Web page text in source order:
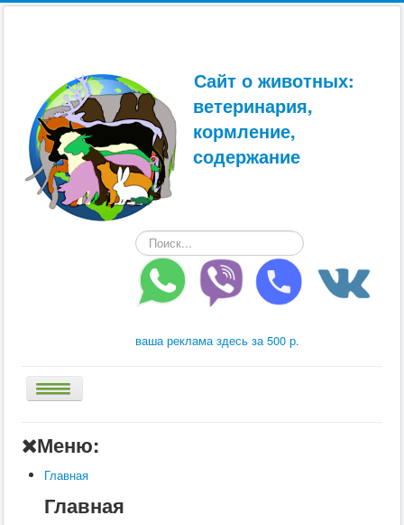
Сайт о животных:
ветеринария,
кормление,
содержание
Искать...
ваша реклама здесь за 500 р.
Меню:
Главная
Главная